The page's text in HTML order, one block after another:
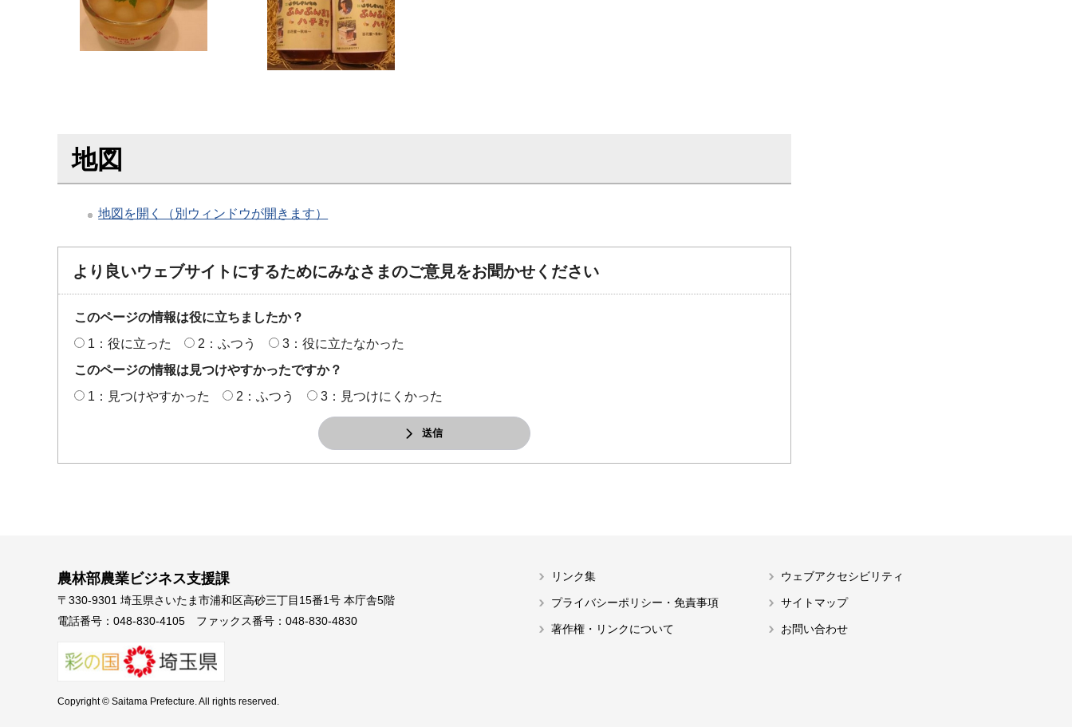
地図
地図を開く（別ウィンドウが開きます）
より良いウェブサイトにするためにみなさまのご意見をお聞かせください
このページの情報は役に立ちましたか？
1：役に立った
2：ふつう
3：役に立たなかった
このページの情報は見つけやすかったですか？
1：見つけやすかった
2：ふつう 3：見つけにくかった
送信
農林部農業ビジネス支援課
〒330-9301 埼玉県さいたま市浦和区高砂三丁目15番1号 本庁舎5階
電話番号：048-830-4105 ファックス番号：048-830-4830
Copyright © Saitama Prefecture. All rights reserved.
リンク集
プライバシーポリシー・免責事項
著作権・リンクについて
ウェブアクセシビリティ
サイトマップ
お問い合わせ